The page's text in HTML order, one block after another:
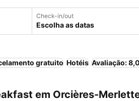
Check-in/out
Escolha as datas
gratuito Hotéis Avaliação:
em Orcières-